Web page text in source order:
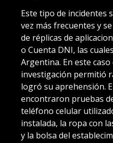
Este tipo de incidentes
vez más frecuentes y
de réplicas de
o Cuenta DNI, las
Argentina. En este
investigación permitió
logró su aprehensión.
encontraron pruebas
teléfono celular
instalada, la ropa con
y la bolsa del